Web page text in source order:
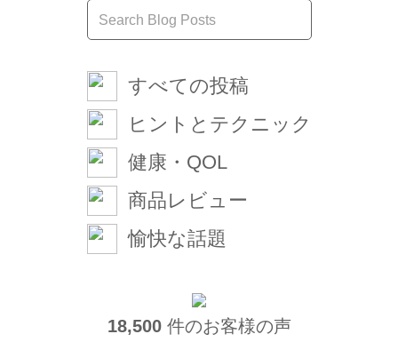
すべての投稿
ヒントとテクニック
健康・QOL
商品レビュー
愉快な話題
18,500件のお客様の声